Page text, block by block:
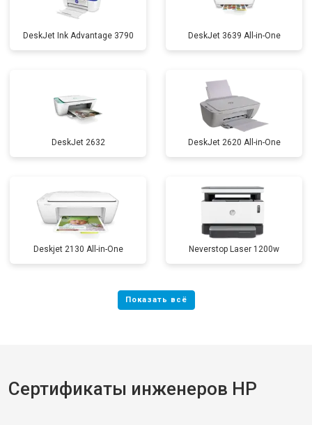
DeskJet Ink Advantage 3790 DeskJet 3639 All-in-One
DeskJet 2632 DeskJet 2620 All-in-One
Deskjet 2130 All-in-One Neverstop Laser 1200w
Сертификаты инженеров HP